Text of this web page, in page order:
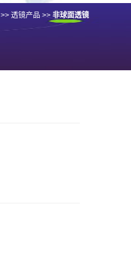
>>透镜产品 >>非球面透镜